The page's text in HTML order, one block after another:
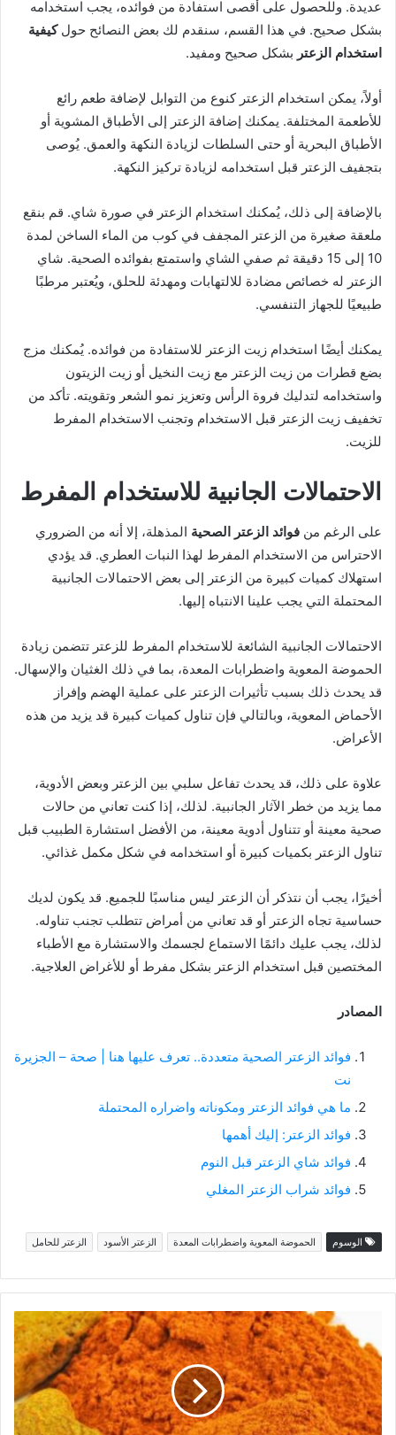
عديدة. وللحصول على أقصى استفادة من فوائده، يجب استخدامه
بشكل صحيح. في هذا القسم، سنقدم لك بعض النصائح حولكيفية
استخدام الزعتر بشكل صحيح ومفيد.
أولاً، يمكن استخدام الزعتر كنوع من التوابل لإضافة طعم رائع
للأطعمة المختلفة. يمكنك إضافة الزعتر إلى الأطباق المشوية أو
الأطباق البحرية أو حتى السلطات لزيادة النكهة والعمق. يُوصى
بتجفيف الزعتر قبل استخدامه لزيادة تركيز النكهة.
بالإضافة إلى ذلك، يُمكنك استخدام الزعتر في صورة شاي. قم بنقع
ملعقة صغيرة من الزعتر المجفف في كوب من الماء الساخن لمدة
10 إلى 15 دقيقة ثم صفي الشاي واستمتع بفوائده الصحية. شاي
الزعتر له خصائص مضادة للالتهابات ومهدئة للحلق، ويُعتبر مرطبًا
طبيعيًا للجهاز التنفسي.
يمكنك أيضًا استخدام زيت الزعتر للاستفادة من فوائده. يُمكنك مزج
بضع قطرات من زيت الزعتر مع زيت النخيل أو زيت الزيتون
واستخدامه لتدليك فروة الرأس وتعزيز نمو الشعر وتقويته. تأكد من
تخفيف زيت الزعتر قبل الاستخدام وتجنب الاستخدام المفرط
للزيت.
الاحتمالات الجانبية للاستخدام المفرط
على الرغم من فوائد الزعتر الصحية المذهلة، إلا أنه من الضروري
الاحتراس من الاستخدام المفرط لهذا النبات العطري. قد يؤدي
استهلاك كميات كبيرة من الزعتر إلى بعض الاحتمالات الجانبية
المحتملة التي يجب علينا الانتباه إليها.
الاحتمالات الجانبية الشائعة للاستخدام المفرط للزعتر تتضمن زيادة
الحموضة المعوية واضطرابات المعدة، بما في ذلك الغثيان والإسهال.
قد يحدث ذلك بسبب تأثيرات الزعتر على عملية الهضم وإفراز
الأحماض المعوية، وبالتالي فإن تناول كميات كبيرة قد يزيد من هذه
الأعراض.
علاوة على ذلك، قد يحدث تفاعل سلبي بين الزعتر وبعض الأدوية،
مما يزيد من خطر الآثار الجانبية. لذلك، إذا كنت تعاني من حالات
صحية معينة أو تتناول أدوية معينة، من الأفضل استشارة الطبيب قبل
تناول الزعتر بكميات كبيرة أو استخدامه في شكل مكمل غذائي.
أخيرًا، يجب أن نتذكر أن الزعتر ليس مناسبًا للجميع. قد يكون لديك
حساسية تجاه الزعتر أو قد تعاني من أمراض تتطلب تجنب تناوله.
لذلك، يجب عليك دائمًا الاستماع لجسمك والاستشارة مع الأطباء
المختصين قبل استخدام الزعتر بشكل مفرط أو للأغراض العلاجية.
المصادر
فوائد الزعتر الصحية متعددة.. تعرف عليها هنا | صحة – الجزيرة
نت
ما هي فوائد الزعتر ومكوناته واضراره المحتملة
فوائد الزعتر: إليك أهمها
فوائد شاي الزعتر قبل النوم
فوائد شراب الزعتر المغلي
الوسوم الحموضة المعوية واضطرابات المعدة الزعتر الأسود الزعتر للحامل